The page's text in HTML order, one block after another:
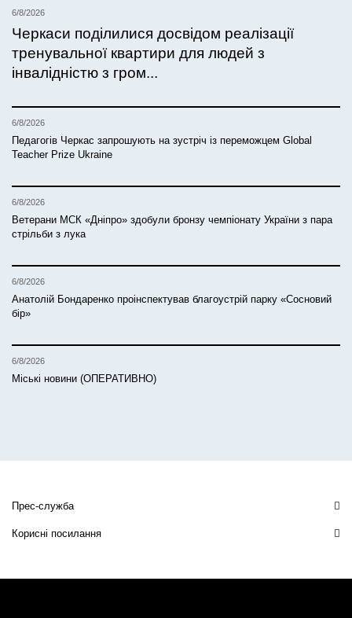
6/8/2026
Черкаси поділилися досвідом реалізації
тренувальної квартири для людей з
інвалідністю з гром...
6/8/2026
Педагогів Черкас запрошують на зустріч із переможцем Global
Teacher Prize Ukraine
6/8/2026
Ветерани МСК «Дніпро» здобули бронзу чемпіонату України з пара
стрільби з лука
6/8/2026
Анатолій Бондаренко проінспектував благоустрій парку «Сосновий
бір»
6/8/2026
Міські новини (ОПЕРАТИВНО)
Прес-служба
Корисні посилання